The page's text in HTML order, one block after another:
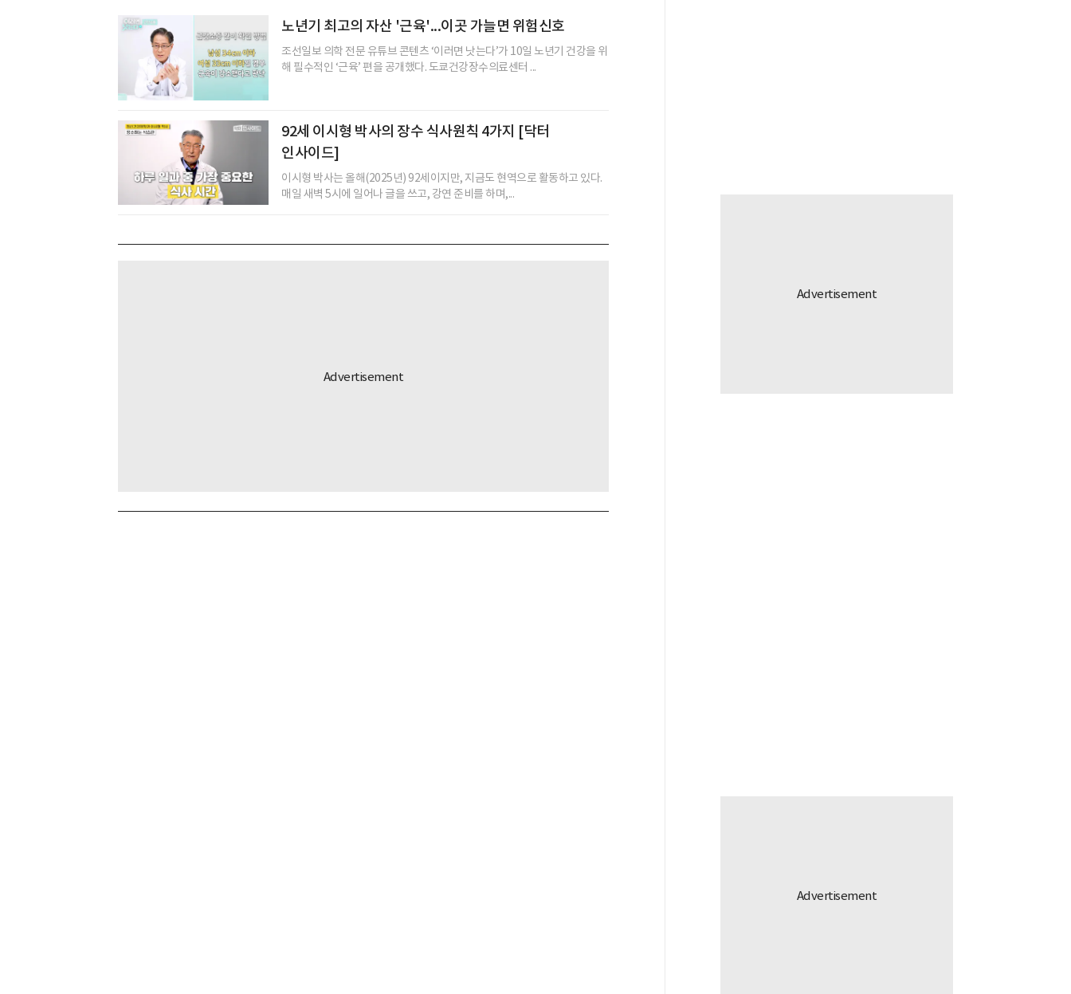
노년기 최고의 자산 '근육'...이곳 가늘면 위험신호
조선일보 의학 전문 유튜브 콘텐츠 ‘이러면 낫는다’가 10일 노년기 건강을 위
해 필수적인 ‘근육’ 편을 공개했다. 도쿄건강장수의료센터 ...
92세 이시형 박사의 장수 식사원칙 4가지 [닥터
인사이드]
이시형 박사는 올해(2025년) 92세이지만, 지금도 현역으로 활동하고 있다.
매일 새벽 5시에 일어나 글을 쓰고, 강연 준비를 하며,...